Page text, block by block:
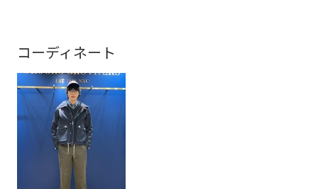
コーディネート